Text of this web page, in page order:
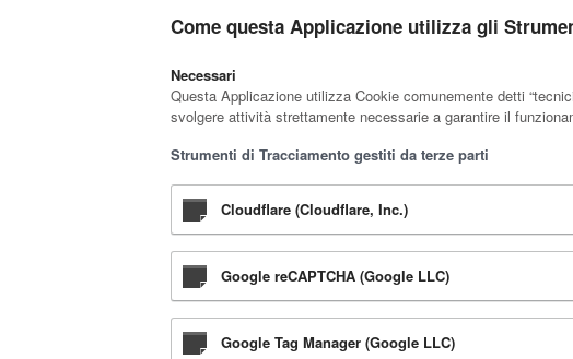
Come questa Applicazione utilizza gli
Necessari
Questa Applicazione utilizza Cookie comunemente detti
svolgere attività strettamente necessarie a garantire il
Strumenti di Tracciamento gestiti da terze parti
Cloudflare (Cloudflare, Inc.)
Google reCAPTCHA (Google LLC)
Google Tag Manager (Google LLC)